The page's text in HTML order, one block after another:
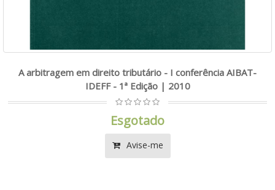
A arbitragem em direito tributário - I conferência AIBAT-
IDEFF - 1ª Edição | 2010
Esgotado
Avise-me